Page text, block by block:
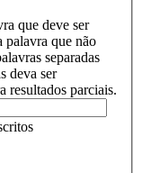
que deve ser
palavra que não
separadas
deva ser
resultados parciais.